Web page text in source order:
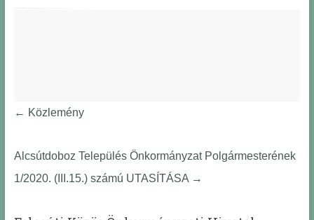
← Közlemény
Alcsútdoboz Település Önkormányzat Polgármesterének
1/2020. (III.15.) számú UTASÍTÁSA →